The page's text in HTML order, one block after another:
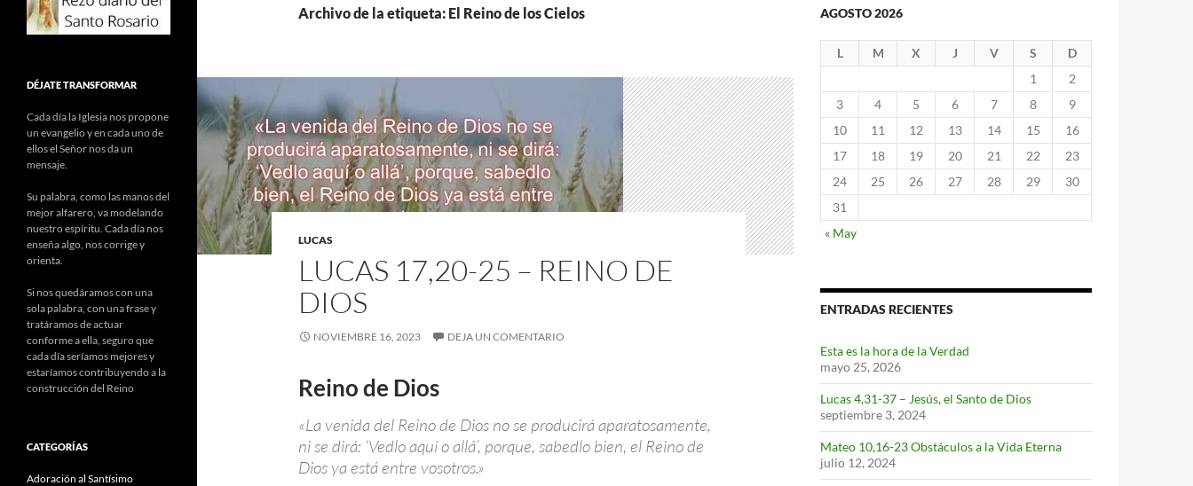
Archivo de la etiqueta: El Reino de los Cielos
LUCAS
LUCAS 17,20-25 – REINO DE
DIOS
NOVIEMBRE 16, 2023 DEJA UN COMENTARIO
Reino de Dios
«La venida del Reino de Dios no se producirá aparatosamente,
ni se dirá: ‘Vedlo aquí o allá’, porque, sabedlo bien, el Reino de
Dios ya está entre vosotros.»
AGOSTO 2026
L M X J V S
D
1
2
3
4 5 6 7 8
9
10
11 12 13 14 15
16
17
18 19 20 21 22
23
24
25 26 27 28 29
30
31
« May
ENTRADAS RECIENTES
Esta es la hora de la Verdad
mayo 25, 2026
Lucas 4,31-37 – Jesús, el Santo de Dios
septiembre 3, 2024
Mateo 10,16-23 Obstáculos a la Vida Eterna
julio 12, 2024
DÉJATE TRANSFORMAR
Cada día la Iglesia nos propone
un evangelio y en cada uno de
ellos el Señor nos da un
mensaje.
Su palabra, como las manos del
mejor alfarero, va modelando
nuestro espíritu. Cada día nos
enseña algo, nos corrige y
orienta.
Si nos quedáramos con una
sola palabra, con una frase y
tratáramos de actuar
conforme a ella, seguro que
cada día seríamos mejores y
estaríamos contribuyendo a la
construcción del Reino
CATEGORÍAS
Adoración al Santísimo